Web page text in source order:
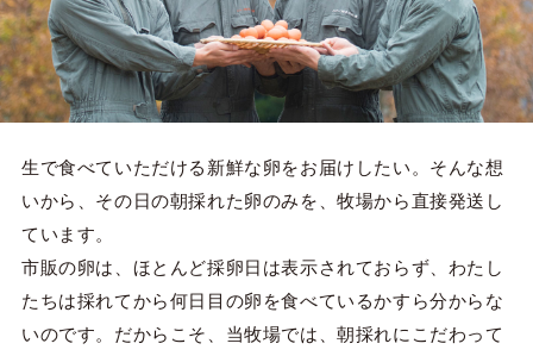
生で食べていただける新鮮な卵をお届けしたい。そんな想
いから、その日の朝採れた卵のみを、牧場から直接発送し
ています。
市販の卵は、ほとんど採卵日は表示されておらず、わたし
たちは採れてから何日目の卵を食べているかすら分からな
いのです。だからこそ、当牧場では、朝採れにこだわって